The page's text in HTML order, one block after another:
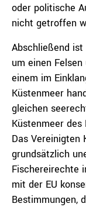
oder politische
nicht getroffen
Abschließend
um einen
einem im
Küstenmeer
gleichen
Küstenmeer
Das Vereinigten
grundsätzlich
Fischereirechte
mit der EU
Bestimmungen,